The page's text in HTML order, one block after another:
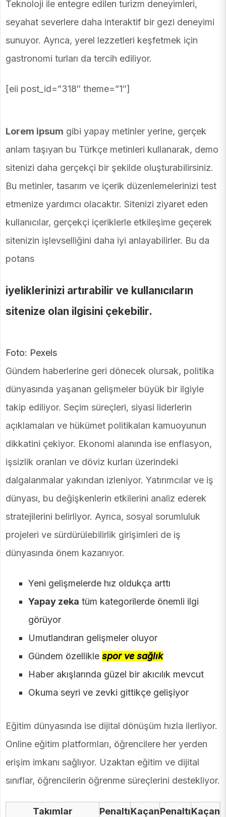
Teknoloji ile entegre edilen turizm deneyimleri,
seyahat severlere daha interaktif bir gezi deneyimi
sunuyor. Ayrıca, yerel lezzetleri keşfetmek için
gastronomi turları da tercih ediliyor.
[eii post_id=”318″ theme=”1″]
Lorem ipsum gibi yapay metinler yerine, gerçek
anlam taşıyan bu Türkçe metinleri kullanarak, demo
sitenizi daha gerçekçi bir şekilde oluşturabilirsiniz.
Bu metinler, tasarım ve içerik düzenlemelerinizi test
etmenize yardımcı olacaktır. Sitenizi ziyaret eden
kullanıcılar, gerçekçi içeriklerle etkileşime geçerek
sitenizin işlevselliğini daha iyi anlayabilirler. Bu da
potans
iyeliklerinizi artırabilir ve kullanıcıların
sitenize olan ilgisini çekebilir.
Foto: Pexels
Gündem haberlerine geri dönecek olursak, politika
dünyasında yaşanan gelişmeler büyük bir ilgiyle
takip ediliyor. Seçim süreçleri, siyasi liderlerin
açıklamaları ve hükümet politikaları kamuoyunun
dikkatini çekiyor. Ekonomi alanında ise enflasyon,
işsizlik oranları ve döviz kurları üzerindeki
dalgalanmalar yakından izleniyor. Yatırımcılar ve iş
dünyası, bu değişkenlerin etkilerini analiz ederek
stratejilerini belirliyor. Ayrıca, sosyal sorumluluk
projeleri ve sürdürülebilirlik girişimleri de iş
dünyasında önem kazanıyor.
Yeni gelişmelerde hız oldukça arttı
Yapay zeka tüm kategorilerde önemli ilgi
görüyor
Umutlandıran gelişmeler oluyor
Gündem özellikle spor ve sağlık
Haber akışlarında güzel bir akıcılık mevcut
Okuma seyri ve zevki gittikçe gelişiyor
Eğitim dünyasında ise dijital dönüşüm hızla ilerliyor.
Online eğitim platformları, öğrencilere her yerden
erişim imkanı sağlıyor. Uzaktan eğitim ve dijital
sınıflar, öğrencilerin öğrenme süreçlerini destekliyor.
Takımlar PenaltıKaçanPenaltıKaçan